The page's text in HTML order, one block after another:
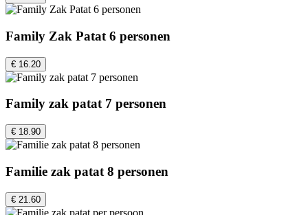
Family Zak Patat 6 personen
€ 16.20
Family zak patat 7 personen
€ 18.90
Familie zak patat 8 personen
€ 21.60